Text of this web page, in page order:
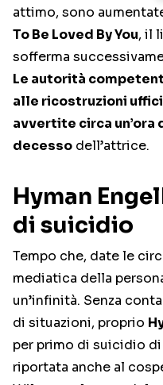
attimo, sono
To Be Loved By You, il
sofferma
Le autorità
alle ricostruzioni
avvertite circa un’ora
decesso dell’attrice.
Hyman
di suicidio
Tempo che, date le
mediatica della
un’infinità. Senza
di situazioni, proprio
per primo di suicidio di
riportata anche al